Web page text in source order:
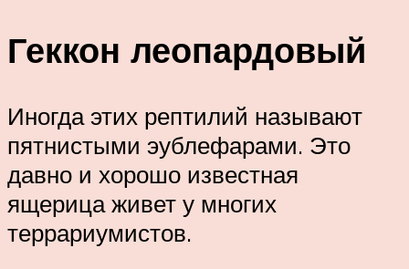
Геккон леопардовый
Иногда этих рептилий называют
пятнистыми эублефарами. Это
давно и хорошо известная
ящерица живет у многих
террариумистов.